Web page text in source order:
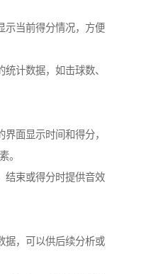
当前得分情况，方便
计数据，如击球数、
面显示时间和得分，
。
束或得分时提供音效
，可以供后续分析或